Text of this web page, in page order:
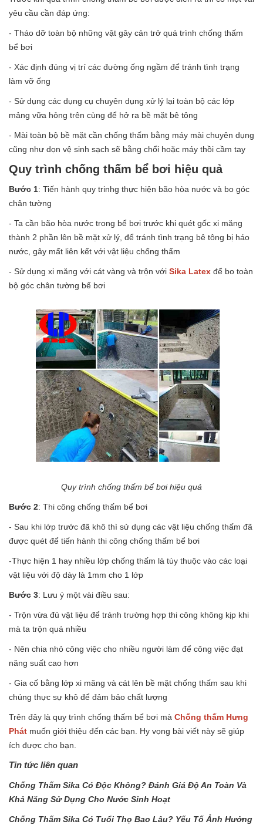
yêu cầu cần đáp ứng:
- Tháo dỡ toàn bộ những vật gây cản trở quá trình chống thấm
bể bơi
- Xác định đúng vị trí các đường ống ngầm để tránh tình trạng
làm vỡ ống
- Sử dụng các dụng cụ chuyên dụng xử lý lại toàn bộ các lớp
mảng vữa hỏng trên cùng để hở ra bề mặt bê tông
- Mài toàn bộ bề mặt cần chống thấm bằng máy mài chuyên dụng
cũng như dọn vệ sinh sạch sẽ bằng chổi hoặc máy thồi cầm tay
Quy trình chống thấm bể bơi hiệu quả
Bước 1: Tiến hành quy trinhg thực hiện bão hòa nước và bo góc
chân tường
- Ta cần bão hòa nước trong bể bơi trước khi quét gốc xi măng
thành 2 phần lên bề mặt xử lý, để tránh tình trạng bê tông bị háo
nước, gây mất liên kết với vật liệu chống thấm
- Sử dụng xi măng với cát vàng và trộn với Sika Latex để bo toàn
bộ góc chân tường bể bơi
Quy trình chống thấm bể bơi hiệu quả
Bước 2: Thi công chống thấm bể bơi
- Sau khi lớp trước đã khô thì sử dụng các vật liệu chống thấm đã
được quét để tiến hành thi công chống thấm bể bơi
-Thực hiện 1 hay nhiều lớp chống thấm là tùy thuộc vào các loại
vật liệu với độ dày là 1mm cho 1 lớp
Bước 3: Lưu ý một vài điều sau:
- Trộn vừa đủ vật liệu để tránh trường hợp thi công không kịp khi
mà ta trộn quá nhiều
- Nên chia nhỏ công việc cho nhiều người làm để công việc đạt
năng suất cao hơn
- Gia cố bằng lớp xi măng và cát lên bề mặt chống thấm sau khi
chúng thực sự khô để đảm bảo chất lượng
Trên đây là quy trình chống thấm bể bơi mà Chống thấm Hưng
Phát muốn giới thiệu đến các bạn. Hy vọng bài viết này sẽ giúp
ích được cho bạn.
Tin tức liên quan
Chống Thấm Sika Có Độc Không? Đánh Giá Độ An Toàn Và
Khả Năng Sử Dụng Cho Nước Sinh Hoạt
Chống Thấm Sika Có Tuổi Thọ Bao Lâu? Yếu Tố Ảnh Hưởng